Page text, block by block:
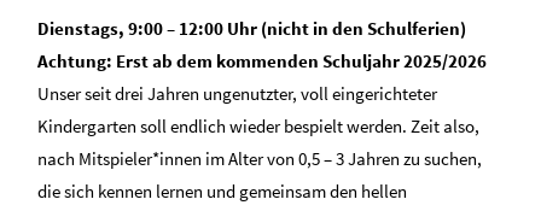
Dienstags, 9:00 – 12:00 Uhr (nicht in den Schulferien)
Achtung: Erst ab dem kommenden Schuljahr 2025/2026
Unser seit drei Jahren ungenutzter, voll eingerichteter
Kindergarten soll endlich wieder bespielt werden. Zeit also,
nach Mitspieler*innen im Alter von 0,5 – 3 Jahren zu suchen,
die sich kennen lernen und gemeinsam den hellen